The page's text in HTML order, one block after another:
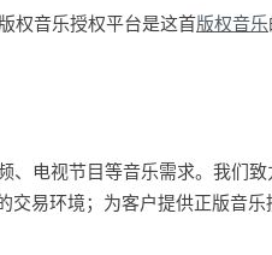
权音乐授权平台是这首版权音乐
、电视节目等音乐需求。我们
易环境；为客户提供正版音